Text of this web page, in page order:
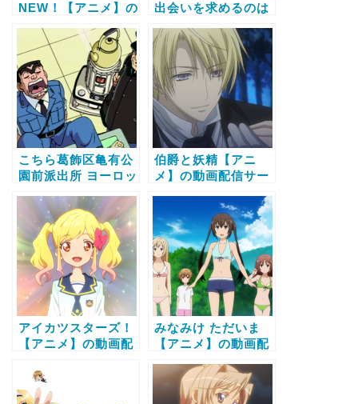
NEW！【アニメ】の
較と無料で全話視聴
する方法
出会いを求めるのは
か －オリオンの矢－
【アニメ】の動画配
信サービス比較と無
料で全話視聴する方
法
こちら葛飾区亀有公
園前派出所 ヨーロッ
戦【アニメ】の動画
配信サービス比較と
無料で全話視聴する
方法
伯爵と妖精【アニ
メ】の動画配信サー
話視聴する方法
アイカツスターズ！
【アニメ】の動画配
料で全話視聴する方
法
みなみけ ただいま
【アニメ】の動画配
料で全話視聴する方